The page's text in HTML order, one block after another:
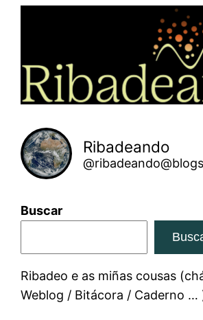
Ribadeando
Buscar
Ribadeo e as miñas cousas
Weblog / Bitácora / Caderno …